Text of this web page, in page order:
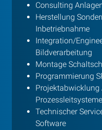
Consulting
Herstellung
Inbetriebnahme
Integration/
Bildverarbeitung
Montage
Programmierung
Prozessleitsysteme
Technischer
Software